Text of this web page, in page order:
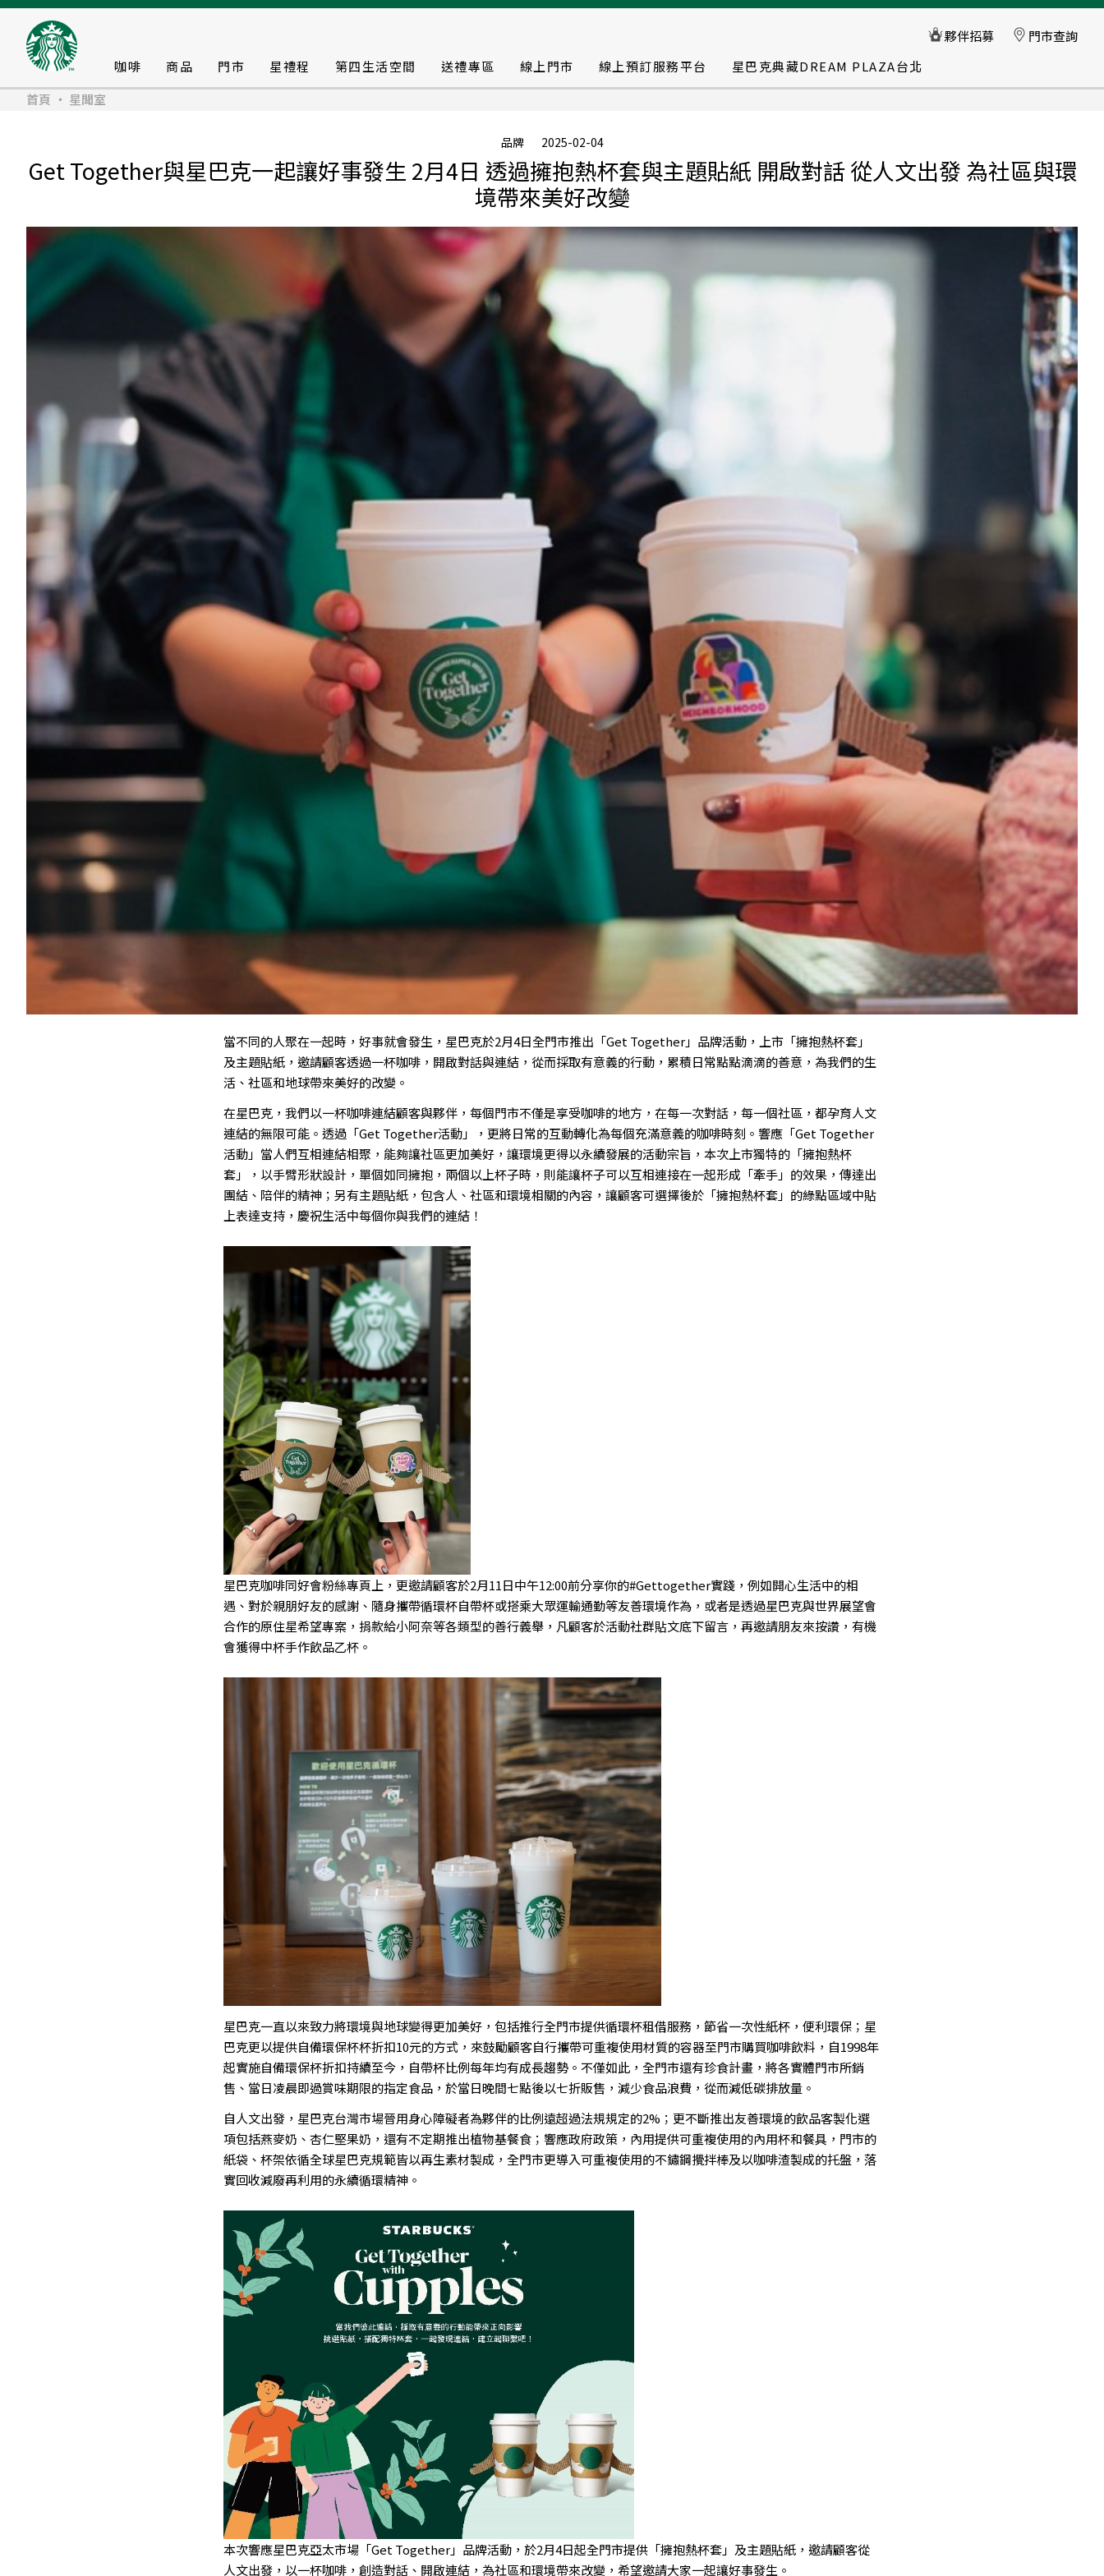
咖啡 商品 門市 星禮程 第四生活空間 送禮專區 線上門市 線上預訂服務平台
星巴克典藏DREAM PLAZA台北
首頁
星聞室
品牌 2025-02-04
Get Together與星巴克一起讓好事發生 2月4日 透過擁抱熱杯套與主題貼紙 開啟對話 從人文出發 為社區與環
境帶來美好改變
當不同的人聚在一起時，好事就會發生，星巴克於2月4日全門市推出「Get Together」品牌活動，上市「擁抱熱杯套」
及主題貼紙，邀請顧客透過一杯咖啡，開啟對話與連結，從而採取有意義的行動，累積日常點點滴滴的善意，為我們的生
活、社區和地球帶來美好的改變。
在星巴克，我們以一杯咖啡連結顧客與夥伴，每個門市不僅是享受咖啡的地方，在每一次對話，每一個社區，都孕育人文
連結的無限可能。透過「Get Together活動」，更將日常的互動轉化為每個充滿意義的咖啡時刻。響應「Get Together
活動」當人們互相連結相聚，能夠讓社區更加美好，讓環境更得以永續發展的活動宗旨，本次上市獨特的「擁抱熱杯
套」，以手臂形狀設計，單個如同擁抱，兩個以上杯子時，則能讓杯子可以互相連接在一起形成「牽手」的效果，傳達出
團結、陪伴的精神；另有主題貼紙，包含人、社區和環境相關的內容，讓顧客可選擇後於「擁抱熱杯套」的綠點區域中貼
上表達支持，慶祝生活中每個你與我們的連結！
星巴克咖啡同好會粉絲專頁上，更邀請顧客於2月11日中午12:00前分享你的#Gettogether實踐，例如開心生活中的相
遇、對於親朋好友的感謝、隨身攜帶循環杯自帶杯或搭乘大眾運輸通勤等友善環境作為，或者是透過星巴克與世界展望會
合作的原住星希望專案，捐款給小阿奈等各類型的善行義舉，凡顧客於活動社群貼文底下留言，再邀請朋友來按讚，有機
會獲得中杯手作飲品乙杯。
星巴克一直以來致力將環境與地球變得更加美好，包括推行全門市提供循環杯租借服務，節省一次性紙杯，便利環保；星
巴克更以提供自備環保杯杯折扣10元的方式，來鼓勵顧客自行攜帶可重複使用材質的容器至門市購買咖啡飲料，自1998年
起實施自備環保杯折扣持續至今，自帶杯比例每年均有成長趨勢。不僅如此，全門市還有珍食計畫，將各實體門市所銷
售、當日凌晨即過賞味期限的指定食品，於當日晚間七點後以七折販售，減少食品浪費，從而減低碳排放量。
自人文出發，星巴克台灣市場晉用身心障礙者為夥伴的比例遠超過法規規定的2%；更不斷推出友善環境的飲品客製化選
項包括燕麥奶、杏仁堅果奶，還有不定期推出植物基餐食；響應政府政策，內用提供可重複使用的內用杯和餐具，門市的
紙袋、杯架依循全球星巴克規範皆以再生素材製成，全門市更導入可重複使用的不鏽鋼攪拌棒及以咖啡渣製成的托盤，落
實回收減廢再利用的永續循環精神。
本次響應星巴克亞太市場「Get Together」品牌活動，於2月4日起全門市提供「擁抱熱杯套」及主題貼紙，邀請顧客從
人文出發，以一杯咖啡，創造對話、開啟連結，為社區和環境帶來改變，希望邀請大家一起讓好事發生。